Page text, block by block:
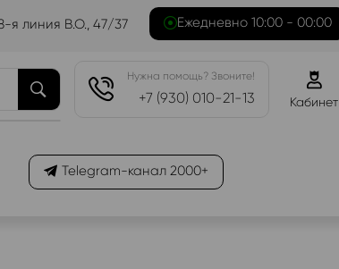
я линия В.О., 47/37 Ежедневно 10:00 - 00:00
Нужна помощь? Звоните!
+7 (930) 010-21-13 Кабинет
Telegram-канал 2000+